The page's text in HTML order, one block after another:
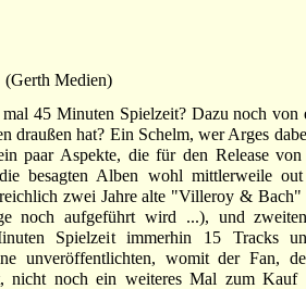
(Gerth Medien)
45 Minuten Spielzeit? Dazu noch von
draußen hat? Ein Schelm, wer Arges
paar Aspekte, die für den Release
die besagten Alben wohl mittlerweile
zwei Jahre alte "Villeroy &
noch aufgeführt wird ...), und
Spielzeit immerhin 15 Tracks
unveröffentlichten, womit der Fan,
nicht noch ein weiteres Mal zum Kauf